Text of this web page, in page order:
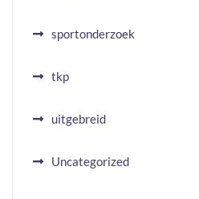
sportonderzoek
tkp
uitgebreid
Uncategorized